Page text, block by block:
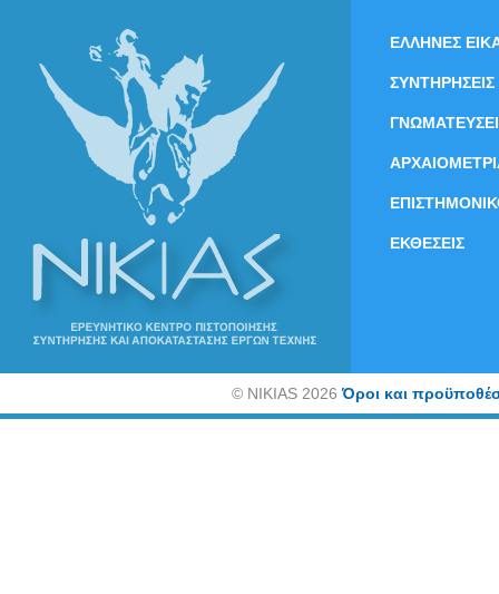
ΕΛΛΗΝΕΣ
ΣΥΝΤΗΡΗΣΕΙΣ
ΕΚΘΕΣΕΙΣ
©NIKIAS 2026Όροι και